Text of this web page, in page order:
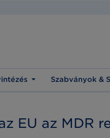
Szabványok &
EU az MDR